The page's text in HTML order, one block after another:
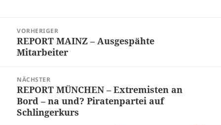
VORHERIGER
Vorheriger
Beitrag:
REPORT MAINZ – Ausgespähte
Mitarbeiter
NÄCHSTER
Nächster
Beitrag:
REPORT MÜNCHEN – Extremisten an
Bord – na und? Piratenpartei auf
Schlingerkurs